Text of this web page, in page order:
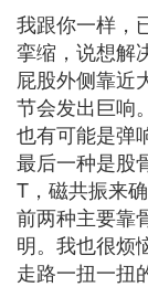
我跟你一样，
挛缩，说想解
屁股外侧靠近
节会发出巨响。
也有可能是弹
最后一种是股
T，磁共振来
前两种主要靠
明。我也很烦
走路一扭一扭